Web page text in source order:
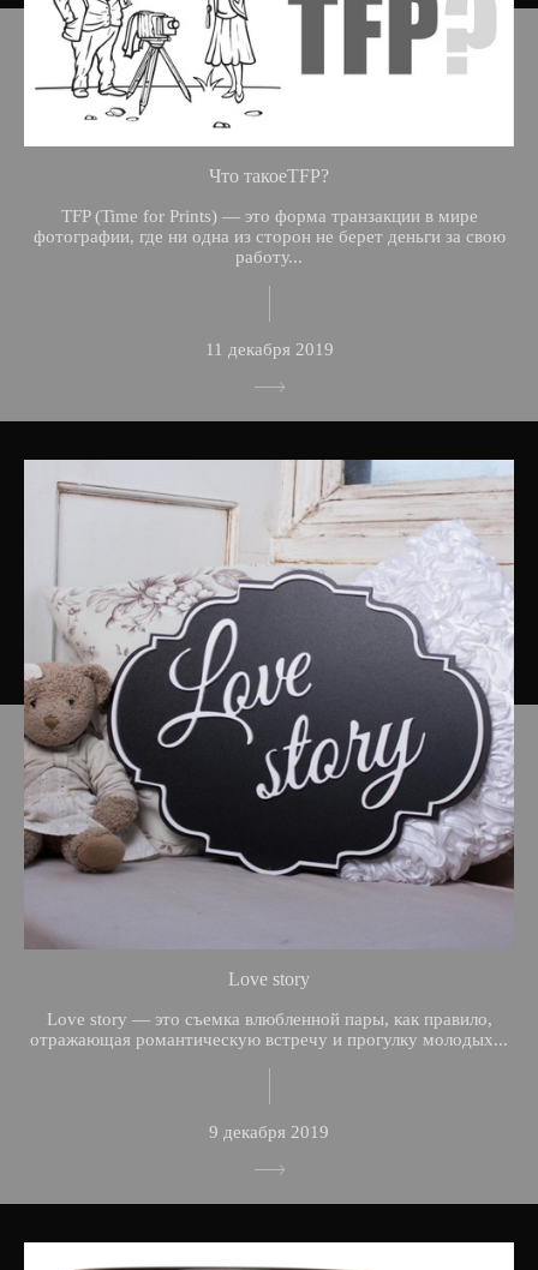
Что такоеTFP?
TFP (Time for Prints) — это форма транзакции в мире
фотографии, где ни одна из сторон не берет деньги за свою
работу...
11 декабря 2019
Love story
Love story — это съемка влюбленной пары, как правило,
отражающая романтическую встречу и прогулку молодых...
9 декабря 2019